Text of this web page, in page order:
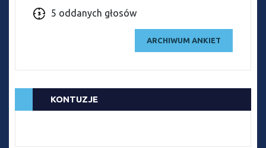
5 oddanych głosów
ARCHIWUM ANKIET
KONTUZJE